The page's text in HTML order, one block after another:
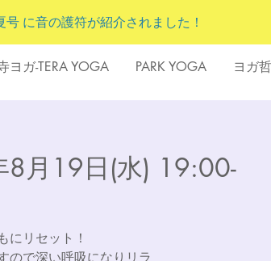
ヨガ-TERA YOGA PARK YOGA ヨガ
号 に音の護符が紹介されました！
月19日(水) 19:00-
にリセット！
ので深い呼吸になりリラ